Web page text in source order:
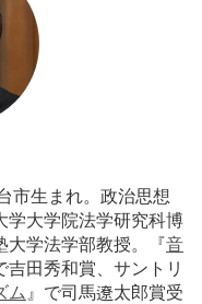
市生まれ。政治思想
学大学院法学研究科博
大学法学部教授。『音
吉田秀和賞、サントリ
ム 』で司馬遼太郎賞受